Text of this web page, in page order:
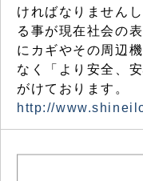
ければなりません
る事が現在社会の
にカギやその周辺
なく「より安全、
がけております。
http://